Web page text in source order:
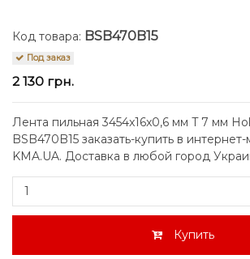
Код товара: BSB470B15
Под заказ
2 130 грн.
Лента пильная 3454x16x0,6 мм T 7 мм
BSB470B15 заказать-купить в интернет-
KMA.UA. Доставка в любой город
Купить